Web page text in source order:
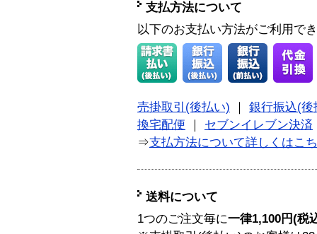
支払方法について
以下のお支払い方法がご利用で
売掛取引(後払い)
銀行振込(後
換宅配便
セブンイレブン決済
⇒支払方法について詳しくはこ
送料について
1つのご注文毎に一律1,100円(税